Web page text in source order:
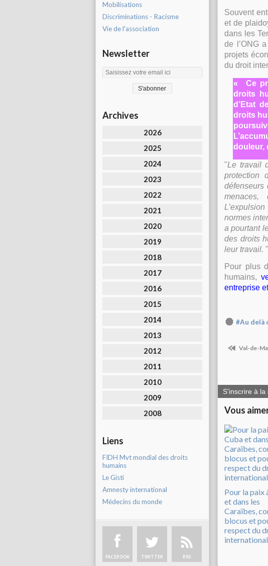
Mobilisations
Discriminations - Racisme
Vie de l'association
Newsletter
Archives
2026
2025
2024
2023
2022
2021
2020
2019
2018
2017
2016
2015
2014
2013
2012
2011
2010
2009
2008
Liens
FIDH Mvt mondial des droits
humains
Le Gisti
Amnesty international
Médecins du monde
FACEBOOK TWITTER RSS
Souvent
et de
dans les
de l’ONG
projets
du droit
« Ce
droits
d’Etat
droits
douleur,
"Le travail
protection
défenseurs
menaces,
normes
a pourtant
des droits
leur travail.
Pour plus
humains,
entreprise
#Au delà
Val-de-
S'inscrire à la
Vous
Pour la paix
et dans les
Caraïbes,
blocus et
respect du
international